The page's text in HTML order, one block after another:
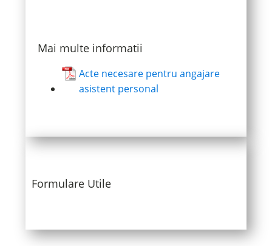
Mai multe informatii
Acte necesare pentru angajare
asistent personal
Formulare Utile